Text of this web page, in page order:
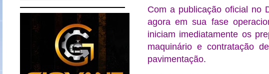
Com a publicação oficial no
agora em sua fase
iniciam imediatamente os
maquinário e contratação
pavimentação.